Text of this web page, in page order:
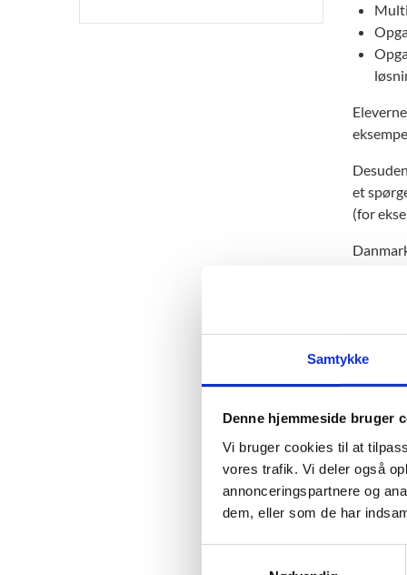
Samtykke
Denne hjemmeside bruger
Vi bruger cookies til at
vores trafik. Vi deler også
annonceringspartnere og
dem, eller som de har
et
(for
I